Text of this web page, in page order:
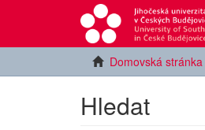
Domovská
Hledat